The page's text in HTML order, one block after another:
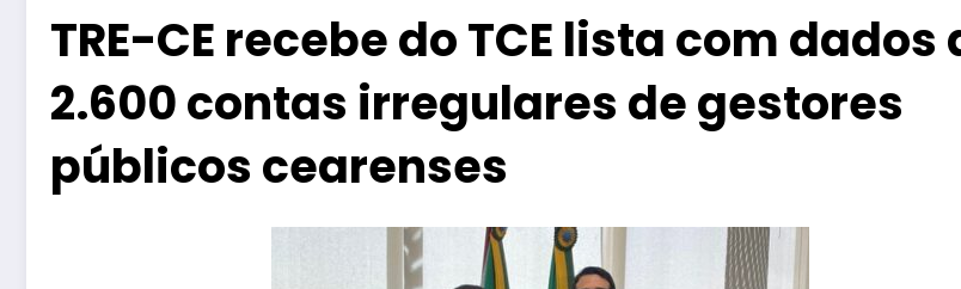
TRE-CE recebe do TCE lista com dados
2.600 contas irregulares de gestores
públicos cearenses